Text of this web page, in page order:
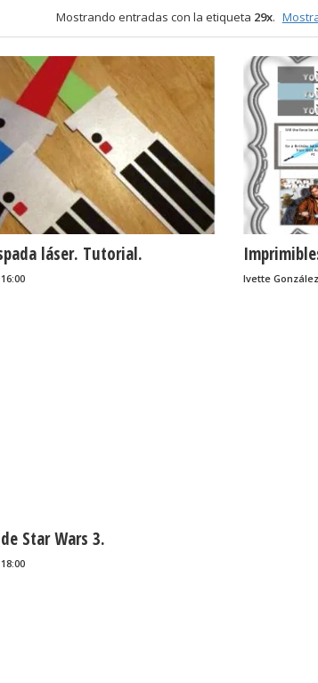
Mostrando entradas con la etiqueta 29x.
láser. Tutorial.
Ivette
Star Wars 3.